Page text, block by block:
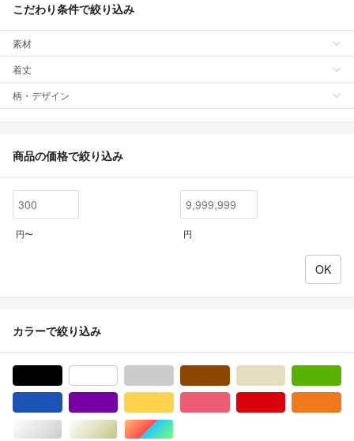
こだわり条件で絞り込み
素材
着丈
柄・デザイン
商品の価格で絞り込み
円〜 円
カラーで絞り込み
シルバー/銀色系ゴールド/金色系マルチカラー